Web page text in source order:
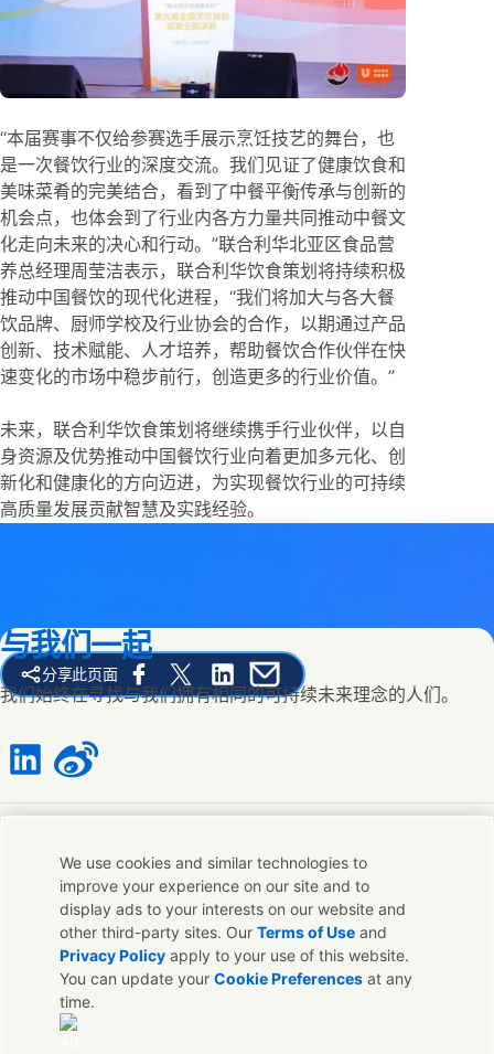
“本届赛事不仅给参赛选手展示烹饪技艺的舞台，也
是一次餐饮行业的深度交流。我们见证了健康饮食和
美味菜肴的完美结合，看到了中餐平衡传承与创新的
机会点，也体会到了行业内各方力量共同推动中餐文
化走向未来的决心和行动。”联合利华北亚区食品营
养总经理周莹洁表示，联合利华饮食策划将持续积极
推动中国餐饮的现代化进程，“我们将加大与各大餐
饮品牌、厨师学校及行业协会的合作，以期通过产品
创新、技术赋能、人才培养，帮助餐饮合作伙伴在快
速变化的市场中稳步前行，创造更多的行业价值。”
未来，联合利华饮食策划将继续携手行业伙伴，以自
身资源及优势推动中国餐饮行业向着更加多元化、创
新化和健康化的方向迈进，为实现餐饮行业的可持续
高质量发展贡献智慧及实践经验。
分享此页面
Share this page on Facebook
Share this page on X
Share this page on Linked In
Share this page on E-mail
与我们一起
我们始终在寻找与我们拥有相同的可持续未来理念的人们。
with us on LinkedIn
Connect with us on Weibo
联系我们
联系联合利华和专家团队，或者寻找遍布全球的联络点。
联系我们
联系联合利华中国
常见问题
We use cookies and similar technologies to
improve your experience on our site and to
display ads to your interests on our website and
other third-party sites. OurTerms of Use and
Privacy Policy apply to your use of this website.
You can update yourCookie Preferences at any
time.